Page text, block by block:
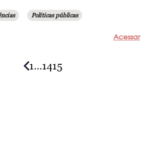
Políticas públicas
Acessar
1…1415